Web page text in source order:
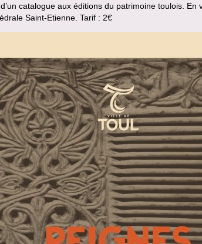
catalogue aux éditions du patrimoine toulois. En
Saint-Etienne. Tarif : 2€